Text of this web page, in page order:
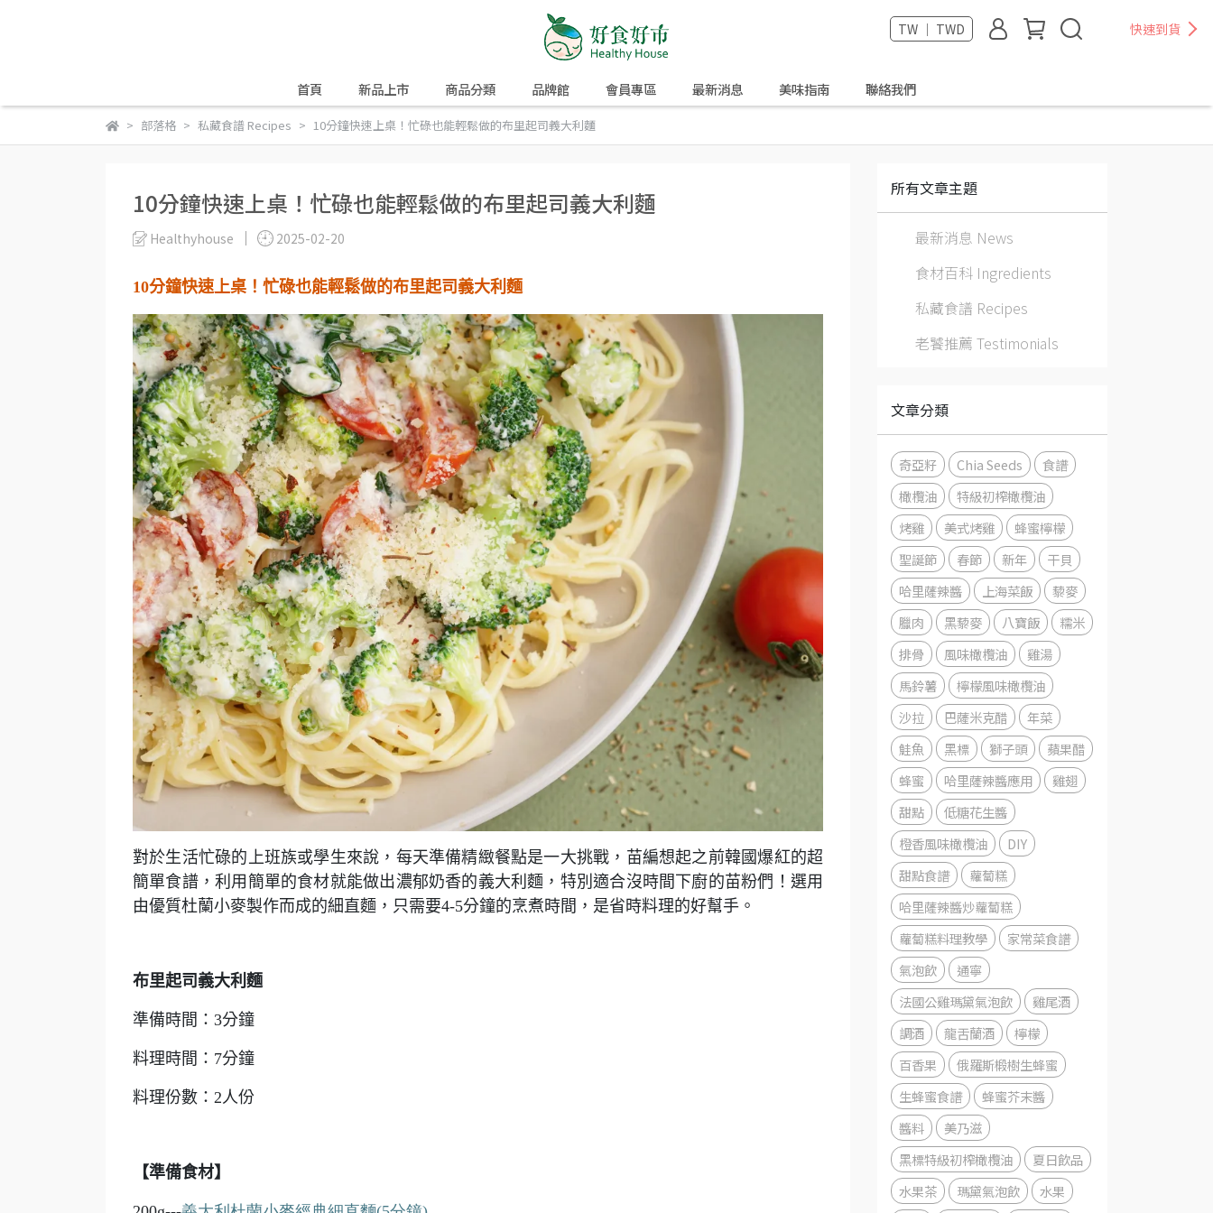
TW ｜ TWD 快速到貨
首頁 新品上市 商品分類 品牌館 會員專區 最新消息 美味指南 聯絡我們
部落格 私藏食譜 Recipes 10分鐘快速上桌！忙碌也能輕鬆做的布里起司義大利麵
10分鐘快速上桌！忙碌也能輕鬆做的布里起司義大利麵
Healthyhouse 2025-02-20
10分鐘快速上桌！忙碌也能輕鬆做的布里起司義大利麵
對於生活忙碌的上班族或學生來說，每天準備精緻餐點是一大挑戰，苗編想起之前韓國爆紅的超
簡單食譜，利用簡單的食材就能做出濃郁奶香的義大利麵，特別適合沒時間下廚的苗粉們！選用
由優質杜蘭小麥製作而成的細直麵，只需要4-5分鐘的烹煮時間，是省時料理的好幫手。
布里起司義大利麵
準備時間：3分鐘
料理時間：7分鐘
料理份數：2人份
【準備食材】
所有文章主題
最新消息 News
食材百科 Ingredients
私藏食譜 Recipes
老饕推薦 Testimonials
文章分類
奇亞籽 Chia Seeds
食譜
橄欖油
特級初榨橄欖油
烤雞
美式烤雞
蜂蜜檸檬
聖誕節
春節 新年
干貝
哈里薩辣醬
上海菜飯
藜麥
臘肉
黑藜麥 八寶飯
糯米
排骨
風味橄欖油
雞湯
馬鈴薯
檸檬風味橄欖油
沙拉
巴薩米克醋
年菜
鮭魚
黑標 獅子頭
蘋果醋
蜂蜜
哈里薩辣醬應用
雞翅
甜點
低糖花生醬
橙香風味橄欖油
DIY
甜點食譜
蘿蔔糕
哈里薩辣醬炒蘿蔔糕
蘿蔔糕料理教學
家常菜食譜
氣泡飲
通寧
法國公雞瑪黛氣泡飲
雞尾酒
調酒
龍舌蘭酒
檸檬
百香果
俄羅斯椴樹生蜂蜜
生蜂蜜食譜
蜂蜜芥末醬
醬料
美乃滋
黑標特級初榨橄欖油
夏日飲品
水果茶
瑪黛氣泡飲 水果